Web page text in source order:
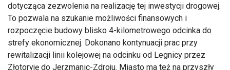
dotycząca zezwolenia na realizację tej inwestycji drogowej.
To pozwala na szukanie możliwości finansowych i
rozpoczęcie budowy blisko 4-kilometrowego odcinka do
strefy ekonomicznej. Dokonano kontynuacji prac przy
rewitalizacji linii kolejowej na odcinku od Legnicy przez
Złotoryję do Jerzmanic-Zdroju. Miasto ma też na przyszły